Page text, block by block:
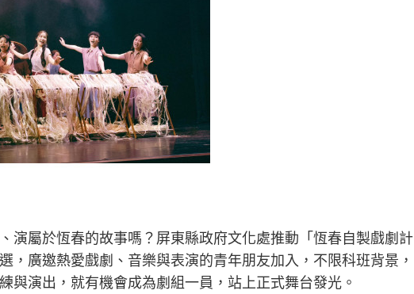
屬於恆春的故事嗎？屏東縣政府文化處推動「恆春自製戲劇計
，廣邀熱愛戲劇、音樂與表演的青年朋友加入，不限科班背景，
與演出，就有機會成為劇組一員，站上正式舞台發光。